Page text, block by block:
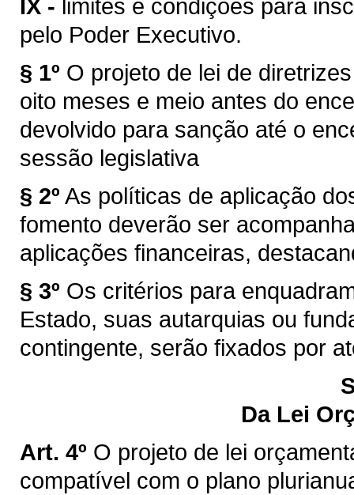
IX - limites e condições para
pelo Poder Executivo.
§ 1º O projeto de lei de
oito meses e meio antes do
devolvido para sanção até o
sessão legislativa
§ 2º As políticas de aplicação
fomento deverão ser
aplicações financeiras,
§ 3º Os critérios para
Estado, suas autarquias ou
contingente, serão fixados por
Da Lei
Art. 4º O projeto de lei
compatível com o plano